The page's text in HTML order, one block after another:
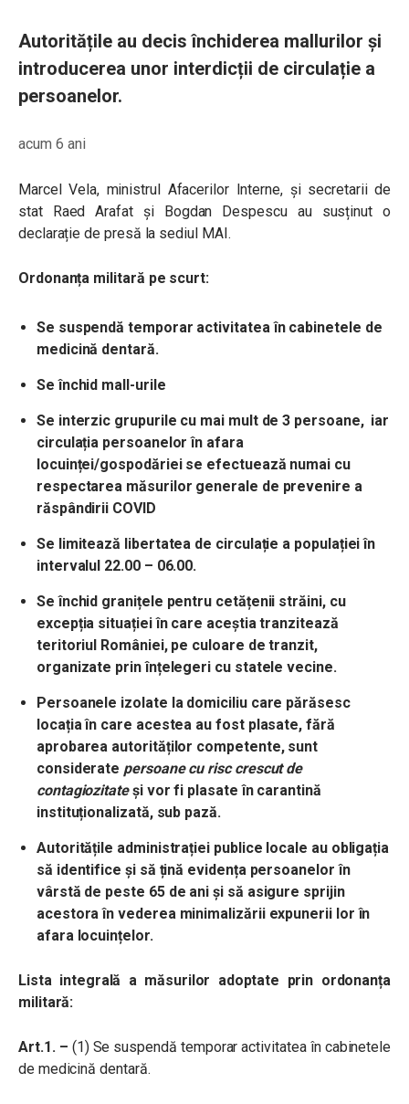
Autoritățile au decis închiderea mallurilor și
introducerea unor interdicții de circulație a
persoanelor.
acum 6 ani
Marcel Vela, ministrul Afacerilor Interne, și secretarii de
stat Raed Arafat și Bogdan Despescu au susținut o
declarație de presă la sediul MAI.
Ordonanța militară pe scurt:
Se suspendă temporar activitatea în cabinetele de
medicină dentară.
Se închid mall-urile
Se interzic grupurile cu mai mult de 3 persoane, iar
circulația persoanelor în afara
locuinței/gospodăriei se efectuează numai cu
respectarea măsurilor generale de prevenire a
răspândirii COVID
Se limitează libertatea de circulație a populației în
intervalul 22.00 – 06.00.
Se închid granițele pentru cetățenii străini, cu
excepția situației în care aceștia tranzitează
teritoriul României, pe culoare de tranzit,
organizate prin înțelegeri cu statele vecine.
Persoanele izolate la domiciliu care părăsesc
locația în care acestea au fost plasate, fără
aprobarea autorităților competente, sunt
considerate persoane cu risc crescut de
contagiozitateși vor fi plasate în carantină
instituționalizată, sub pază.
Autoritățile administrației publice locale au obligația
să identifice și să țină evidența persoanelor în
vârstă de peste 65 de ani și să asigure sprijin
acestora în vederea minimalizării expunerii lor în
afara locuințelor.
Lista integrală a măsurilor adoptate prin ordonanța
militară:
Art.1. – (1) Se suspendă temporar activitatea în cabinetele
de medicină dentară.